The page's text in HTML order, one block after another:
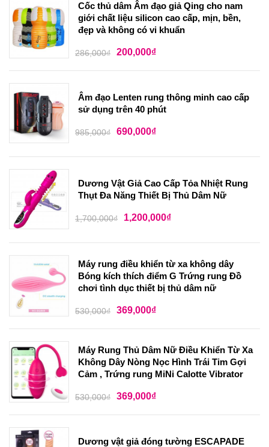
Cốc thủ dâm Âm đạo giả Qing cho nam
giới chất liệu silicon cao cấp, mịn, bền,
đẹp và không có vi khuẩn
286,000₫ 200,000₫
Âm đạo Lenten rung thông minh cao cấp
sử dụng trên 40 phút
985,000₫ 690,000₫
Dương Vật Giả Cao Cấp Tỏa Nhiệt Rung
Thụt Đa Năng Thiết Bị Thủ Dâm Nữ
1,700,000₫ 1,200,000₫
Máy rung điều khiển từ xa không dây
Bóng kích thích điểm G Trứng rung Đồ
chơi tình dục thiết bị thủ dâm nữ
530,000₫ 369,000₫
Máy Rung Thủ Dâm Nữ Điều Khiển Từ Xa
Không Dây Nòng Nọc Hình Trái Tim Gợi
Cảm , Trứng rung MiNi Calotte Vibrator
530,000₫ 369,000₫
Dương vật giả đóng tường ESCAPADE